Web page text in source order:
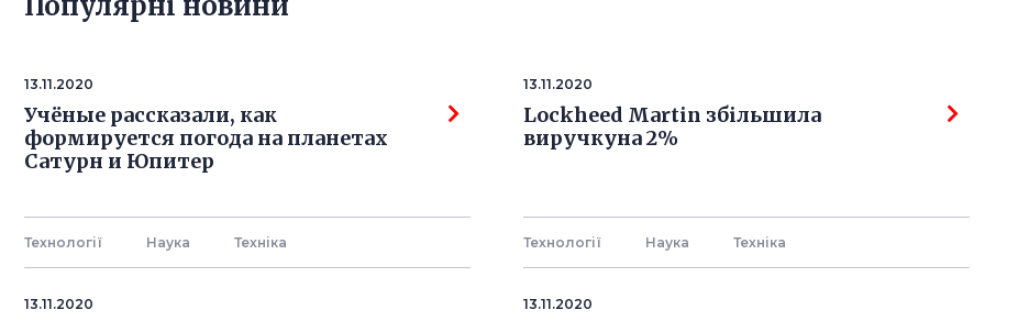
13.11.2020
Учёные рассказали, как
формируется погода на планетах
Сатурн и Юпитер
Технології Наука Технiка
13.11.2020
Lockheed Martin збільшила
виручкуна 2%
Технології Наука Технiка
13.11.2020 13.11.2020